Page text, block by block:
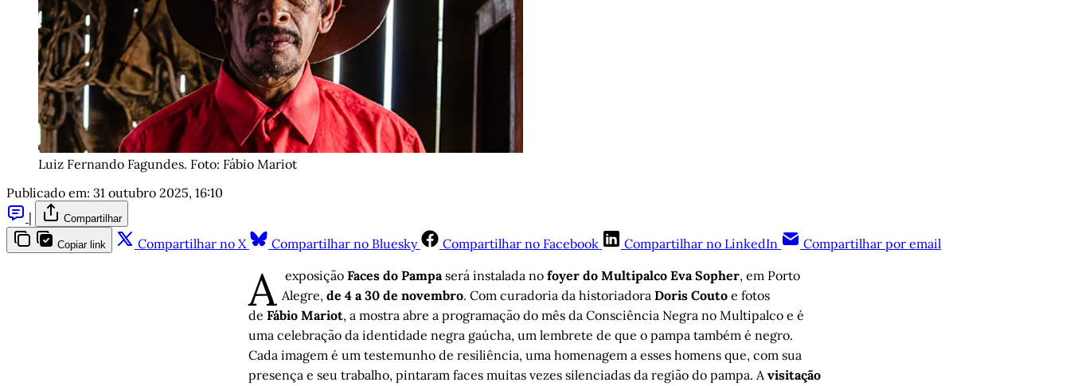
Luiz Fernando Fagundes. Foto: Fábio Mariot
Publicado em: 31 outubro 2025, 16:10
|
Compartilhar
Copiar link Compartilhar no X Compartilhar no Bluesky Compartilhar no Facebook Compartilhar no LinkedIn Compartilhar por email
A exposição Faces do Pampaserá instalada no foyer do Multipalco Eva Sopher, em Porto
Alegre, de 4 a 30 de novembro. Com curadoria da historiadora Doris Couto e fotos
de Fábio Mariot, a mostra abre a programação do mês da Consciência Negra no Multipalco e é
uma celebração da identidade negra gaúcha, um lembrete de que o pampa também é negro.
Cada imagem é um testemunho de resiliência, uma homenagem a esses homens que, com sua
presença e seu trabalho, pintaram faces muitas vezes silenciadas da região do pampa. Avisitação